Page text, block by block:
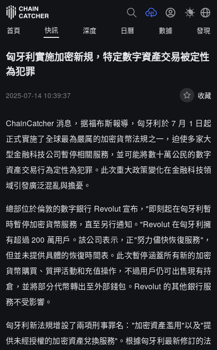
首頁 快訊 深度 日曆 數據 發現
匈牙利實施加密新規，特定數字資產交易被定性
為犯罪
2025-07-14 10:39:37 收藏
ChainCatcher 消息，据福布斯報導，匈牙利於 7 月 1 日起
正式實施了全球最為嚴厲的加密貨幣法規之一，迫使多家大
型金融科技公司暫停相關服務，並可能將數十萬公民的數字
資產交易行為定性為犯罪。此次重大政策變化在金融科技領
域引發廣泛混亂與擔憂。
總部位於倫敦的數字銀行 Revolut 宣布，"即刻起在匈牙利暫
時暫停加密貨幣服務，直至另行通知。"Revolut 在匈牙利擁
有超過 200 萬用戶。該公司表示，正"努力儘快恢復服務"，
但並未提供具體的恢復時間表。此次暫停涵蓋所有新的加密
貨幣購買、質押活動和充值操作，不過用戶仍可出售現有持
倉，並將部分代幣轉出至外部錢包。Revolut 的其他銀行服
務不受影響。
匈牙利新法規增設了兩項刑事罪名："加密資產濫用"以及"提
供未經授權的加密資產兌換服務"。根據匈牙利最新修訂的法